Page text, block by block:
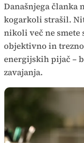
Današnjega članka
kogarkoli strašil.
nikoli več ne
objektivno in
energijskih pijač –
zavajanja.